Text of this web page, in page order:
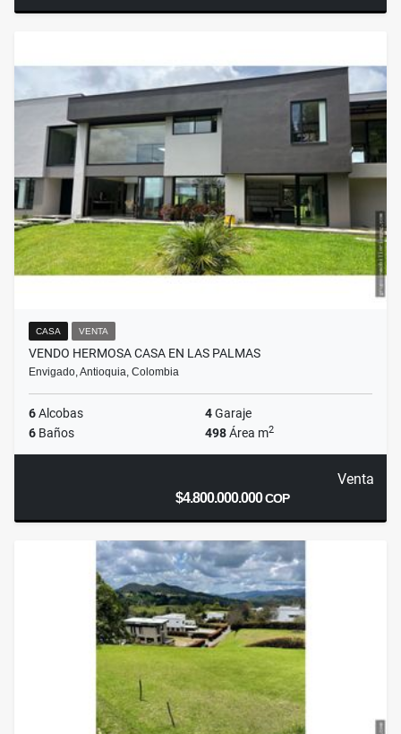
CASA VENTA
VENDO HERMOSA CASA EN LAS PALMAS
Envigado, Antioquia, Colombia
6Alcobas 4Garaje
6 Baños 498Área m2
Venta
$4.800.000.000COP